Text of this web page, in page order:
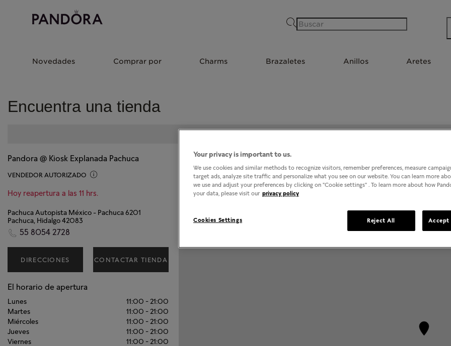
Buscar
Novedades Comprar por Charms Brazaletes Anillos Aretes
Encuentra una tienda
Pandora @ Kiosk Explanada Pachuca
VENDEDOR AUTORIZADO
Hoy reapertura a las 11 hrs.
Pachuca Autopista México - Pachuca 6201
Pachuca, Hidalgo 42083
55 8054 2728
DIRECCIONES CONTACTAR TIENDA
El horario de apertura
Lunes 11:00 -21:00
Martes
11:00 -21:00
Miércoles
11:00 -21:00
Jueves
11:00 -21:00
Viernes
11:00 -21:00
Your privacy is important to us.
We use cookies and similar methods to recognize visitors, remember preferences, measure
target ads, analyze site traffic and personalize what you see on our website. You can learn more
we use and adjust your preferences by clicking on "Cookie settings" . To learn more about how
your data, please visit our privacy policy
Cookies Settings Reject All Accept